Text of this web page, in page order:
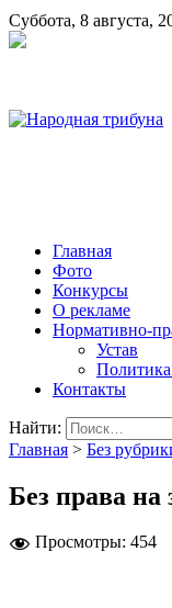
Суббота, 8 августа,
Главная
Фото
Конкурсы
О рекламе
Нормативно-
Устав
Контакты
Найти:
Главная > Без
Без права на
Просмотры: 454